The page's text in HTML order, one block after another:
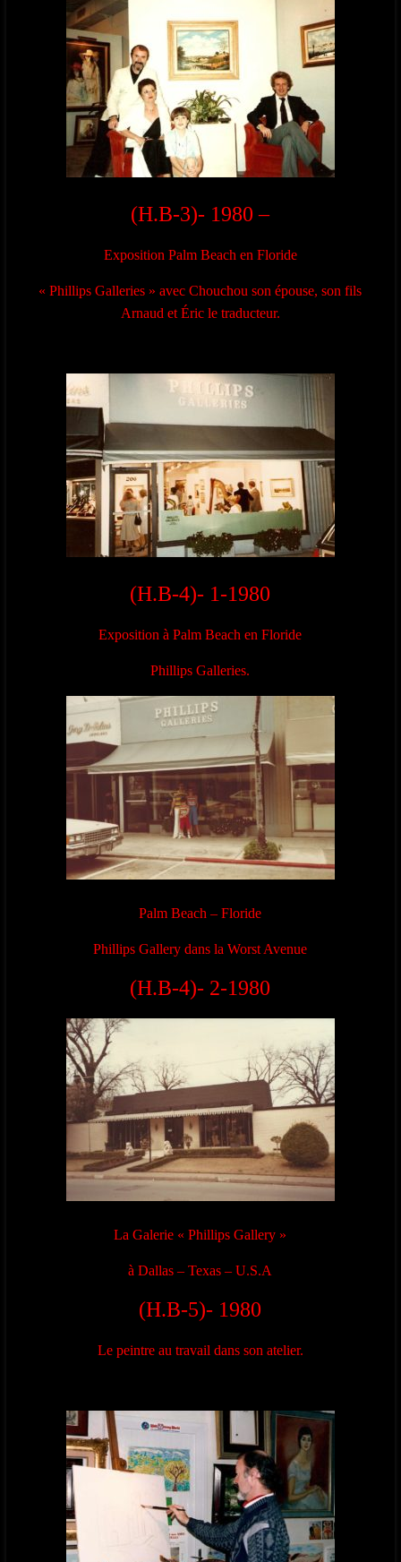
(H.B-3)- 1980 –
Exposition Palm Beach en Floride
« Phillips Galleries » avec Chouchou son épouse, son fils
Arnaud et Éric le traducteur.
(H.B-4)- 1-1980
Exposition à Palm Beach en Floride
Phillips Galleries.
Palm Beach – Floride
Phillips Gallery dans la Worst Avenue
(H.B-4)- 2-1980
La Galerie « Phillips Gallery »
à Dallas – Texas – U.S.A
(H.B-5)- 1980
Le peintre au travail dans son atelier.